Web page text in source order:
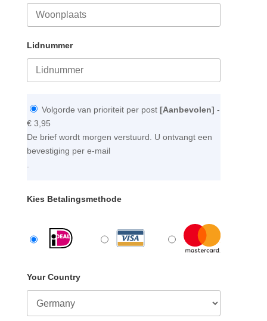
Lidnummer
Volgorde van prioriteit per post [Aanbevolen] -
€ 3,95
De brief wordt morgen verstuurd. U ontvangt een
bevestiging per e-mail
.
Kies Betalingsmethode
Your Country